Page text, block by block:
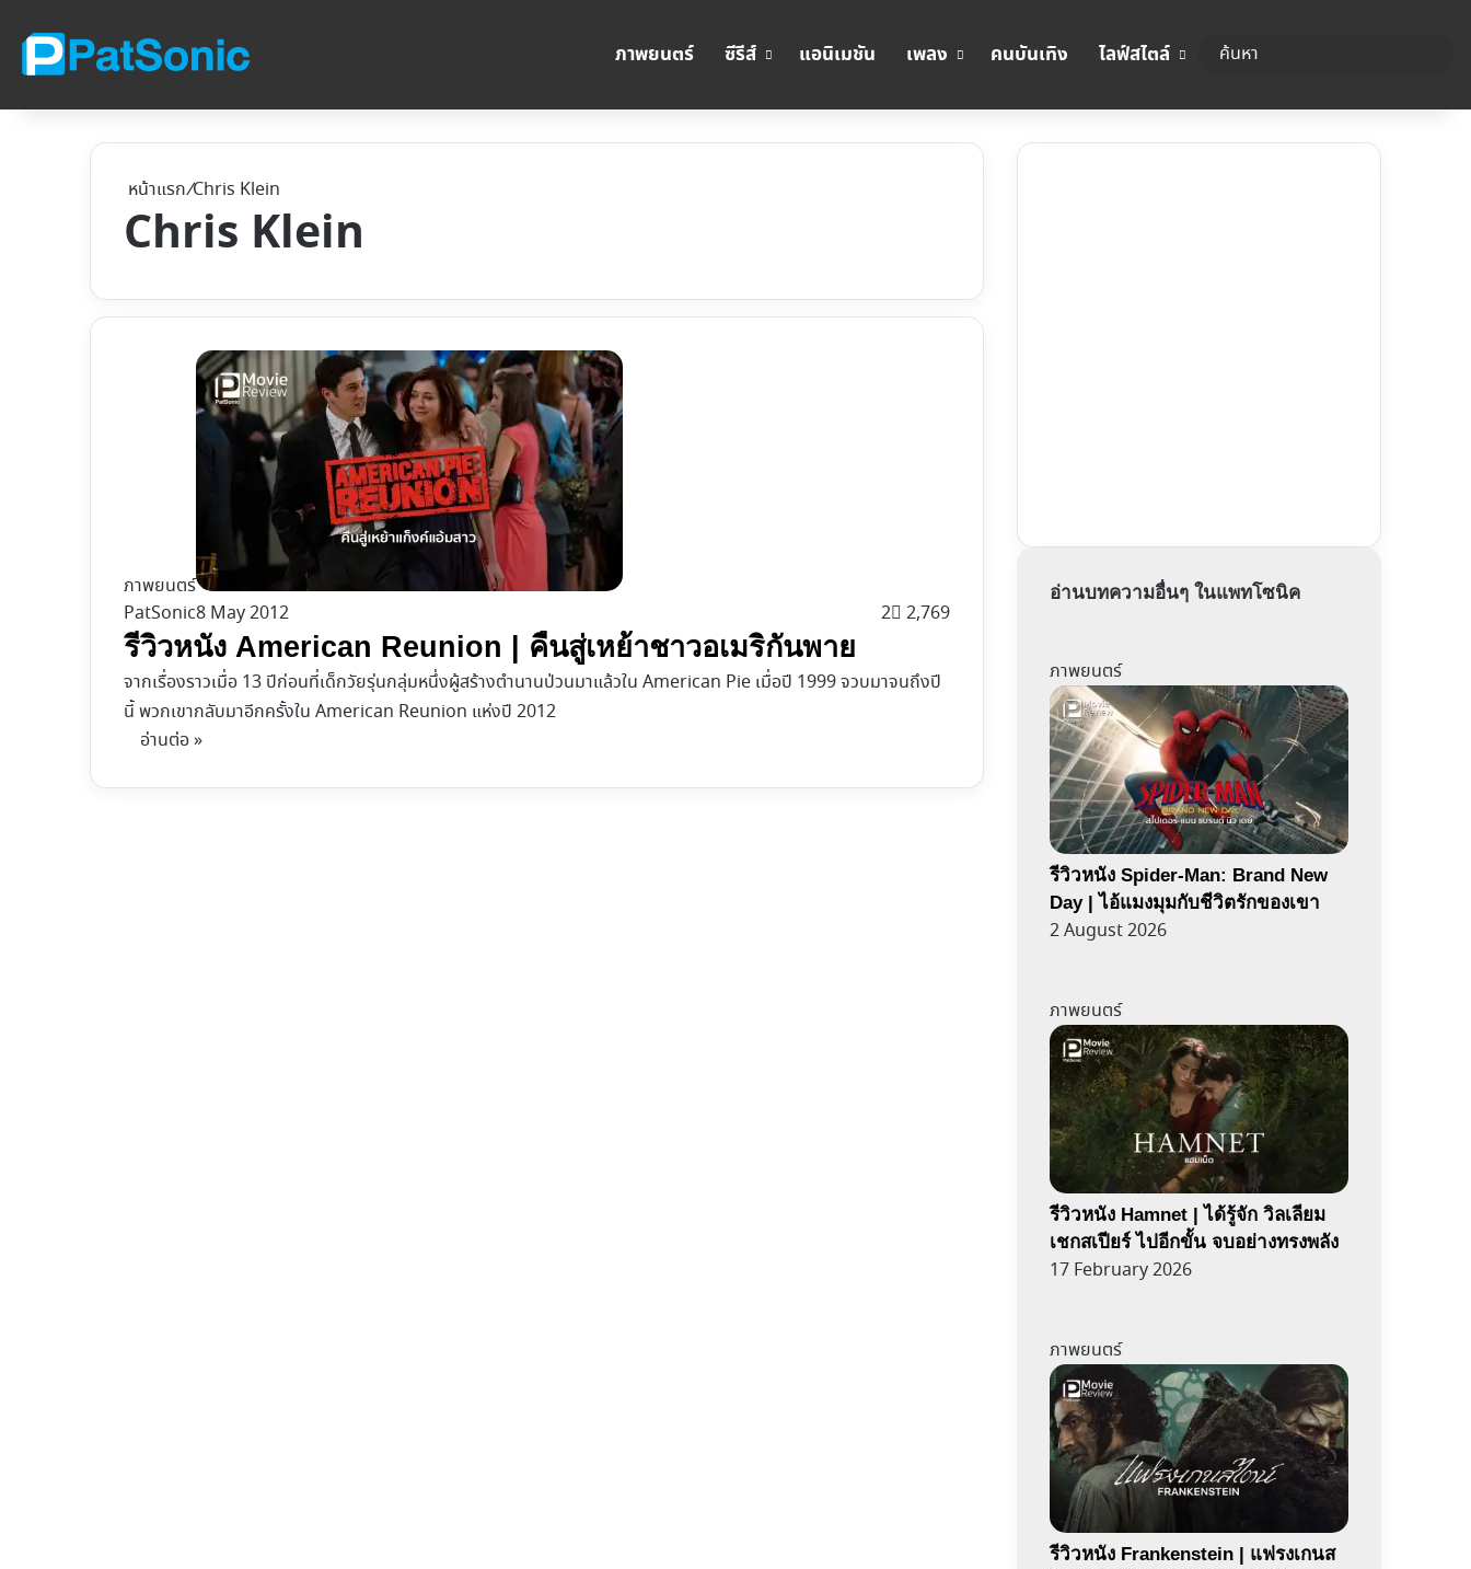
ภาพยนตร์ ซีรีส์ แอนิเมชัน เพลง คนบันเทิง ไลฟ์สไตล์
หน้าแรก/Chris Klein
Chris Klein
ภาพยนตร์
PatSonic8 May 2012 2 2,769
รีวิวหนัง American Reunion | คืนสู่เหย้าชาวอเมริกันพาย
จากเรื่องราวเมื่อ 13 ปีก่อนที่เด็กวัยรุ่นกลุ่มหนึ่งผู้สร้างตำนานป่วนมาแล้วใน American Pie เมื่อปี 1999 จวบมาจนถึงปี
นี้ พวกเขากลับมาอีกครั้งใน American Reunion แห่งปี 2012
อ่านต่อ »
อ่านบทความอื่นๆ ในแพทโซนิค
ภาพยนตร์
รีวิวหนัง Spider-Man: Brand New
Day | ไอ้แมงมุมกับชีวิตรักของเขา
2 August 2026
ภาพยนตร์
รีวิวหนัง Hamnet | ได้รู้จัก วิลเลียม
เชกสเปียร์ ไปอีกขั้น จบอย่างทรงพลัง
17 February 2026
ภาพยนตร์
รีวิวหนัง Frankenstein | แฟรงเกนส